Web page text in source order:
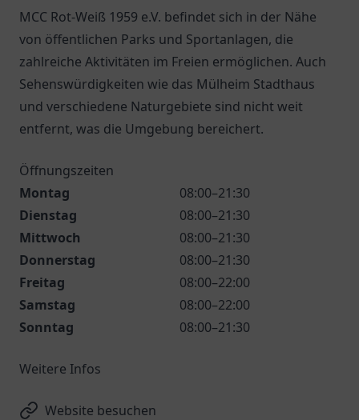
MCC Rot-Weiß 1959 e.V. befindet sich in der Nähe
von öffentlichen Parks und Sportanlagen, die
zahlreiche Aktivitäten im Freien ermöglichen. Auch
Sehenswürdigkeiten wie das Mülheim Stadthaus
und verschiedene Naturgebiete sind nicht weit
entfernt, was die Umgebung bereichert.
Öffnungszeiten
Montag
08:00–21:30
Dienstag
08:00–21:30
Mittwoch
08:00–21:30
Donnerstag
08:00–21:30
Freitag
08:00–22:00
Samstag
08:00–22:00
Sonntag
08:00–21:30
Weitere Infos
Website besuchen